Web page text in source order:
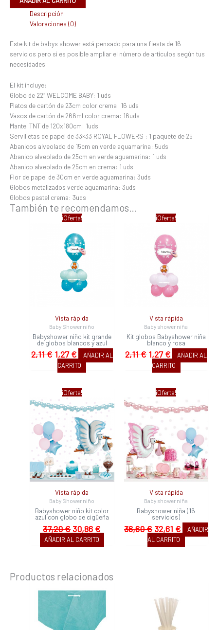
Descripción
Valoraciones (0)
Este kit de babys shower está pensado para una fiesta de 16
servicios pero si es posible ampliar el número de artículos según tus
necesidades.
El kit incluye:
Globo de 22″ WELCOME BABY: 1 uds
Platos de cartón de 23cm color crema: 16 uds
Vasos de cartón de 266ml color crema: 16uds
Mantel TNT de 120x180cm: 1uds
Servilletas de papel de 33×33 ROYAL FLOWERS : 1 paquete de 25
Abanicos alveolado de 15cm en verde aguamarina: 5uds
Abanico alveolado de 25cm en verde aguamarina: 1 uds
Abanico alveolado de 25cm en crema: 1 uds
Flor de papel de 30cm en verde aguamarina: 3uds
Globos metalizados verde aguamarina: 3uds
Globos pastel crema: 3uds
También te recomendamos…
¡Oferta!
Vista rápida
Baby Shower niño
Babyshower niño kit grande
de globos blancos y azul
2,11€
original
era:
2,11 €.
1,27€
El
actual
es:
1,27 €.
AÑADIR AL
CARRITO
¡Oferta!
Vista rápida
Baby shower niña
Kit globos Babyshower niña
blanco y rosa
2,11€
original
era:
2,11 €.
1,27€
El
actual
es:
1,27 €.
AÑADIR AL
CARRITO
¡Oferta!
Vista rápida
Baby Shower niño
Babyshower niño kit color
azul con globo de cigüeña
37,20€
El
precio
original
era:
37,20 €.
30,86 €
precio
es:
30,86 €.
AÑADIR AL CARRITO
¡Oferta!
Vista rápida
Baby shower niña
Babyshower niña (16
servicios)
36,60€
El
original
era:
36,60 €.
32,61 €
precio
actual
es:
32,61 €.
AÑADIR
AL CARRITO
Productos relacionados